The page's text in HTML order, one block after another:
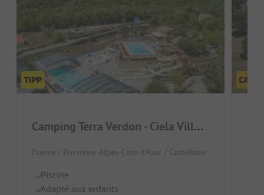
Camping Terra Verdon - Ciela Village
France / Provence-Alpes-Côte d'Azur / Castellane
Piscine
Adapté aux enfants